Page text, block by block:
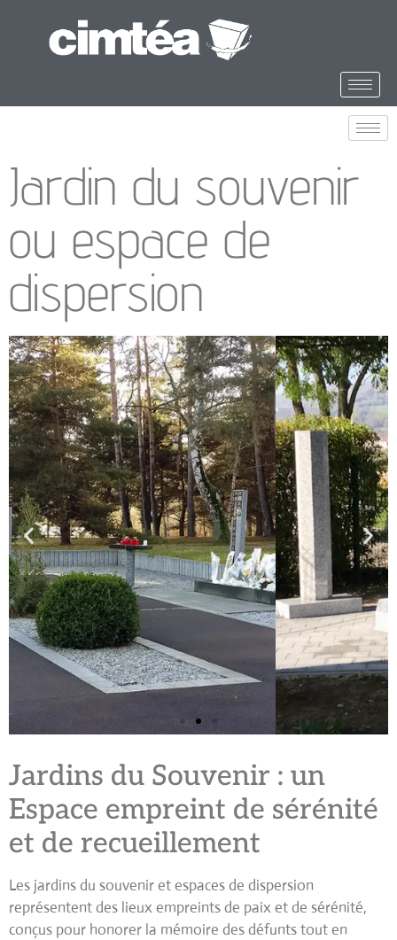
Jardin du souvenir
ou espace de
dispersion
Jardins du Souvenir : un
Espace empreint de sérénité
et de recueillement
Les jardins du souveniret espaces de dispersion
représentent des lieux empreints de paix et de sérénité,
conçus pour honorer la mémoire des défunts tout en